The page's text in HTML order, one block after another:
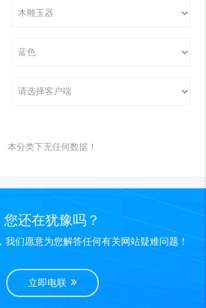
本分类下无任何数据！
您还在犹豫吗？
们愿意为您解答任何有关网站疑难问题！
立即电联